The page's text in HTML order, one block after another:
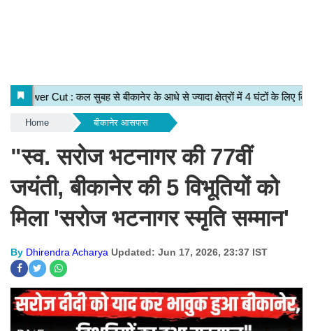
Home बीकानेर आसपास
"स्व. सरोज भटनागर की 77वीं
जयंती, बीकानेर की 5 विभूतियों को
मिला 'सरोज भटनागर स्मृति सम्मान'
By Dhirendra Acharya Updated: Jun 17, 2026, 23:37 IST